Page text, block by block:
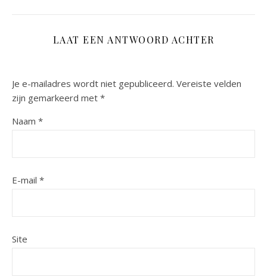
LAAT EEN ANTWOORD ACHTER
Je e-mailadres wordt niet gepubliceerd. Vereiste velden
zijn gemarkeerd met *
Naam *
E-mail *
Site